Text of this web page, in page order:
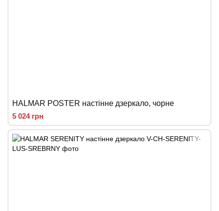
HALMAR POSTER настінне дзеркало, чорне
5 024 грн